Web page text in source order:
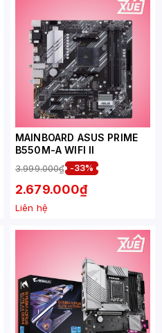
MAINBOARD ASUS PRIME
B550M-A WIFI II
3.999.000₫ -33%
2.679.000₫
Liên hệ